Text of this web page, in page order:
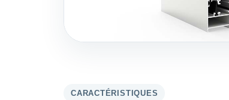
CARACTÉRISTIQUES